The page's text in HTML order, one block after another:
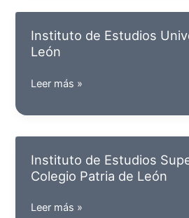
y
Instituto de Estudios
León
Instituto
Estudios
Universitarios
León
Leer más »
Instituto de Estudios
Colegio Patria de León
Instituto
Leer más »